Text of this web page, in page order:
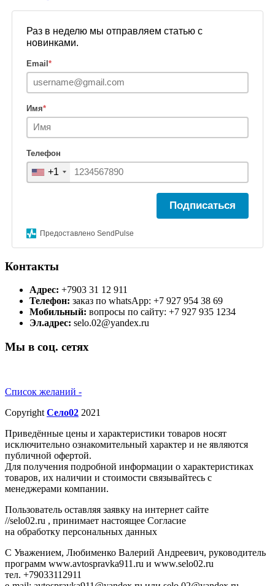
Раз в неделю мы отправляем статью с
новинками.
Email *
Имя*
Телефон
+1
Подписаться
Предоставлено SendPulse
Контакты
Адрес: +7903 31 12 911
Телефон: заказ по whatsApp: +7 927 954 38 69
Мобильный: вопросы по сайту: +7 927 935 1234
Эл.адрес: selo.02@yandex.ru
Мы в соц. сетях
Список желаний -
Copyright Село02 2021
Приведённые цены и характеристики товаров носят
исключительно ознакомительный характер и не являются
публичной офертой.
Для получения подробной информации о характеристиках
товаров, их наличии и стоимости связывайтесь с
менеджерами компании.
Пользователь оставляя заявку на интернет сайте
//selo02.ru , принимает настоящее Согласие
на обработку персональных данных
С Уважением, Любименко Валерий Андреевич, руководитель
программ www.avtospravka911.ru и www.selo02.ru
тел. +79033112911